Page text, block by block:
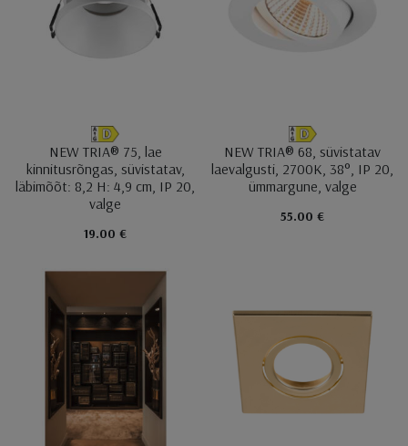
NEW TRIA® 75, lae
kinnitusrõngas, süvistatav,
läbimõõt: 8,2 H: 4,9 cm, IP 20,
valge
19.00 €
NEW TRIA® 68, süvistatav
laevalgusti, 2700K, 38°, IP 20,
ümmargune, valge
55.00 €